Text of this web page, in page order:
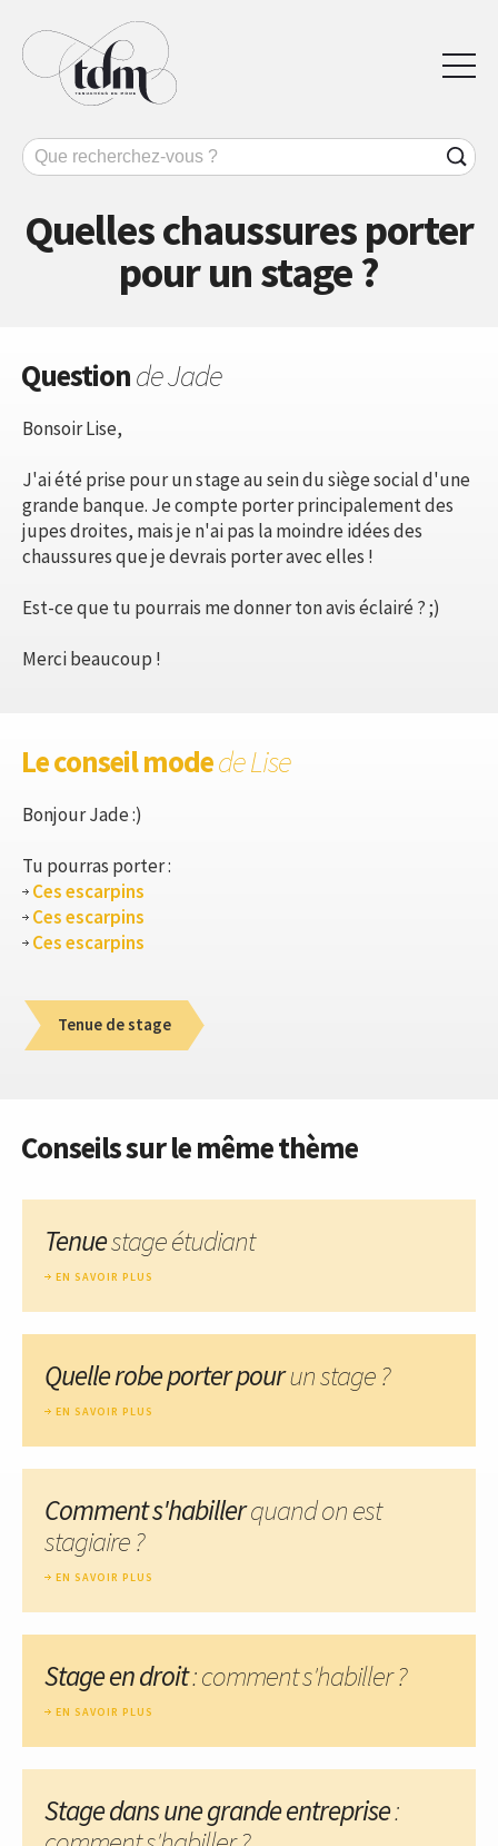
Quelles chaussures porter
pour un stage ?
Questionde Jade
Bonsoir Lise,
J'ai été prise pour un stage au sein du siège social d'une
grande banque. Je compte porter principalement des
jupes droites, mais je n'ai pas la moindre idées des
chaussures que je devrais porter avec elles !
Est-ce que tu pourrais me donner ton avis éclairé ? ;)
Merci beaucoup !
Le conseil modede Lise
Bonjour Jade :)
Tu pourras porter :
Ces escarpins
Ces escarpins
Ces escarpins
Tenue de stage
Conseils sur le même thème
Tenuestage étudiant
EN SAVOIR PLUS
Quelle robe porter pourun stage ?
EN SAVOIR PLUS
Comment s'habillerquand on est
stagiaire ?
EN SAVOIR PLUS
Stage en droit: comment s'habiller ?
EN SAVOIR PLUS
Stage dans une grande entreprise: